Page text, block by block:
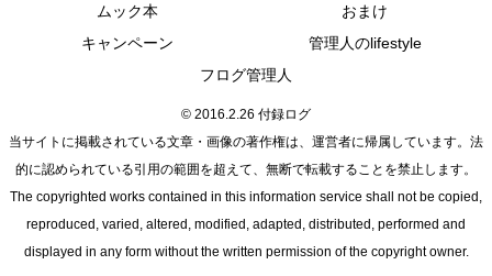
ムック本
おまけ
キャンペーン
管理人のlifestyle
フログ管理人
© 2016.2.26 付録ログ
当サイトに掲載されている文章・画像の著作権は、運営者に帰属しています。法
的に認められている引用の範囲を超えて、無断で転載することを禁止します。
The copyrighted works contained in this information service shall not be copied,
reproduced, varied, altered, modified, adapted, distributed, performed and
displayed in any form without the written permission of the copyright owner.